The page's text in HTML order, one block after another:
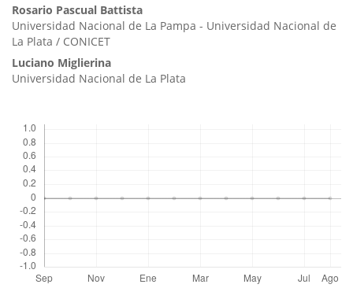
Rosario Pascual Battista
Universidad Nacional de La Pampa - Universidad Nacional de
La Plata / CONICET
Luciano Miglierina
Universidad Nacional de La Plata